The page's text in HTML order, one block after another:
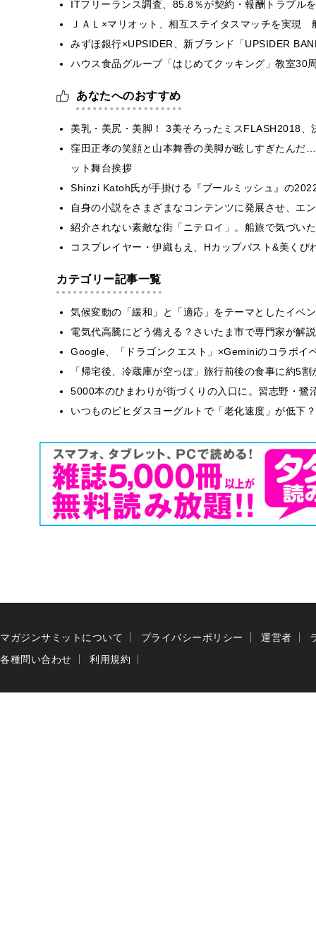
ITフリーランス調査、85.8％が契約・報酬トラブ
ＪＡＬ×マリオット、相互ステイタスマッチを実
みずほ銀行×UPSIDER、新ブランド「UPSIDER
ハウス食品グループ「はじめてクッキング」教室
あなたへのおすすめ
美乳・美尻・美脚！ 3美そろったミスFLASH2018、
窪田正孝の笑顔と山本舞香の美脚が眩しすぎたんだ
ット舞台挨拶
Shinzi Katoh氏が手掛ける『ブールミッシュ』の
自身の小説をさまざまなコンテンツに発展させ、エ
紹介されない素敵な街「ニテロイ」。船旅で気づい
コスプレイヤー・伊織もえ、Hカップバスト&美くび
カテゴリー記事一覧
気候変動の「緩和」と「適応」をテーマとしたイベ
電気代高騰にどう備える？さいたま市で専門家が解
Google、「ドラゴンクエスト」×Geminiのコラボイ
「帰宅後、冷蔵庫が空っぽ」旅行前後の食事に約5
5000本のひまわりが街づくりの入口に。習志野・
いつものビヒダスヨーグルトで「老化速度」が低
マガジンサミットについて プライバシーポリシー 運営者
各種問い合わせ
利用規約